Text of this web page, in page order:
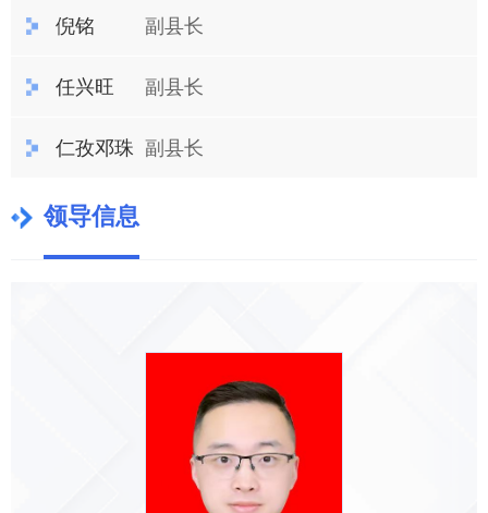
倪铭 副县长
任兴旺 副县长
仁孜邓珠 副县长
领导信息